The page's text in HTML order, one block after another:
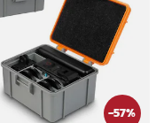
-57%